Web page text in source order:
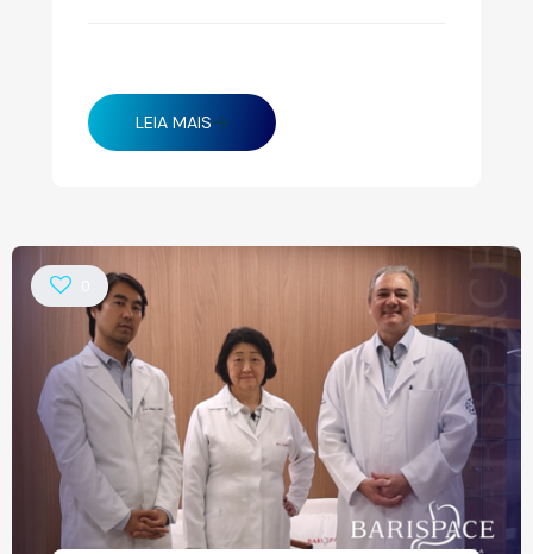
LEIA MAIS